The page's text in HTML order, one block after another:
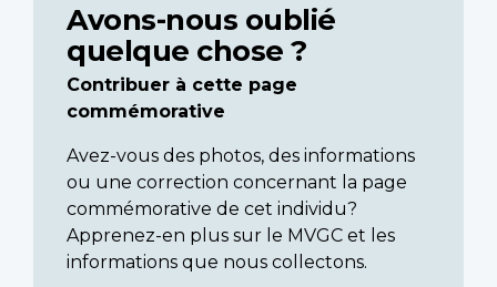
Avons-nous oublié
quelque chose ?
Contribuer à cette page
commémorative
Avez-vous des photos, des informations
ou une correction concernant la page
commémorative de cet individu?
Apprenez-en plus sur le MVGC et les
informations que nous collectons.